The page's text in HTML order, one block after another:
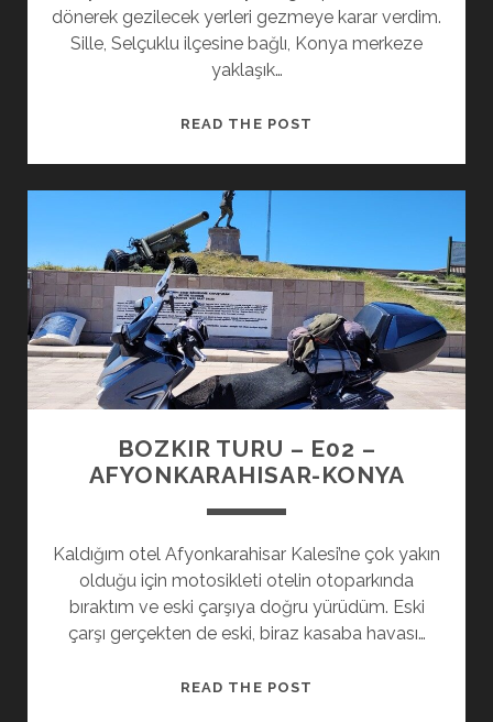
dönerek gezilecek yerleri gezmeye karar verdim.
Sille, Selçuklu ilçesine bağlı, Konya merkeze
yaklaşık…
READ THE POST
KAPADOKYA
BOZKIR TURU – E02 –
AFYONKARAHISAR-KONYA
Kaldığım otel Afyonkarahisar Kalesi’ne çok yakın
olduğu için motosikleti otelin otoparkında
bıraktım ve eski çarşıya doğru yürüdüm. Eski
çarşı gerçekten de eski, biraz kasaba havası…
READ THE POST